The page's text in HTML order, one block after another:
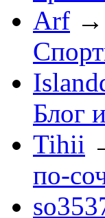
Arf →
Блог
Tihii
по-